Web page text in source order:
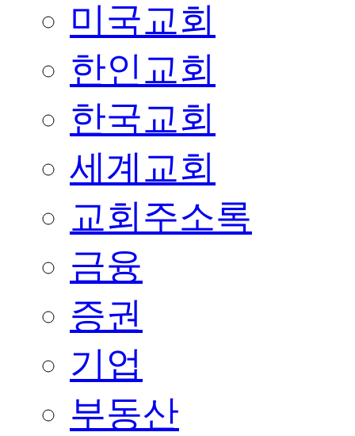
미국교회
한인교회
한국교회
세계교회
교회주소록
금융
증권
기업
부동산